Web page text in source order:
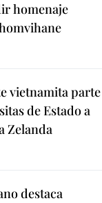
homenaje
vietnamita parte
de Estado a
Zelanda
destaca